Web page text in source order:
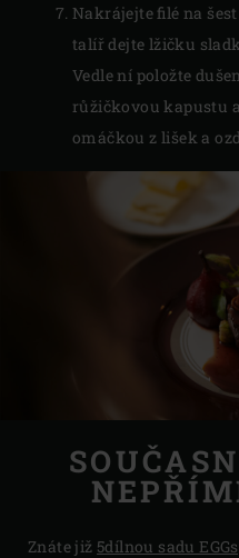
Nakrájejte filé na
talíř dejte lžičku
Vedle ní položte
růžičkovou kapustu
omáčkou z lišek a
Znáte již 5dílnou sadu